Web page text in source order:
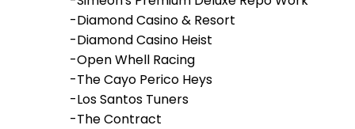
-Diamond Casino & Resort
-Diamond Casino Heist
-Open Whell Racing
-The Cayo Perico Heys
-Los Santos Tuners
-The Contract